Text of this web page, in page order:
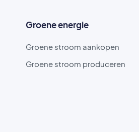
Groene energie
Groene stroom aankopen
Groene stroom produceren